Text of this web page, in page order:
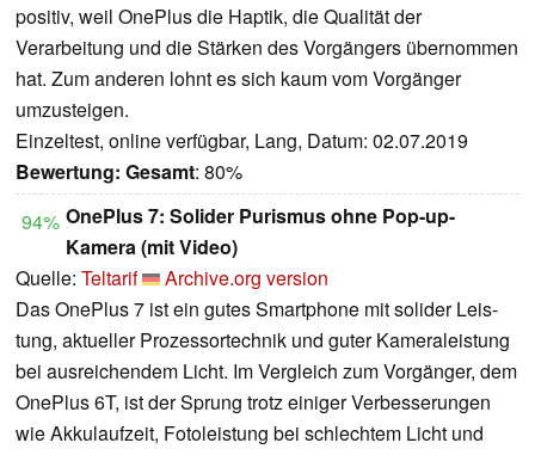
positiv, weil OnePlus die Haptik, die Qualität der
Verarbeitung und die Stärken des Vorgängers übernommen
hat. Zum anderen lohnt es sich kaum vom Vorgänger
umzusteigen.
Einzeltest, online verfügbar, Lang, Datum: 02.07.2019
Bewertung: Gesamt: 80%
94% OnePlus 7: Solider Purismus ohne Pop-up-
Kamera (mit Video)
Quelle: Teltarif
Archive.org version
Das OnePlus 7 ist ein gutes Smart­phone mit solider Leis­
tung, aktu­eller Prozes­sortechnik und guter Kame­raleis­tung
bei ausrei­chendem Licht. Im Vergleich zum Vorgänger, dem
OnePlus 6T, ist der Sprung trotz einiger Verbes­serungen
wie Akku­lauf­zeit, Fotoleis­tung bei schlechtem Licht und